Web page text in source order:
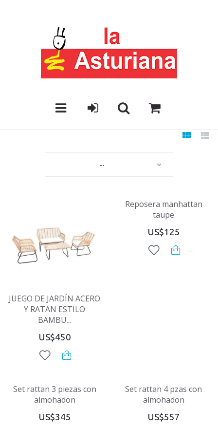
--
JUEGO DE JARDÍN ACERO
Y RATAN ESTILO
BAMBU...
US$450
Reposera manhattan
taupe
US$125
Set rattan 3 piezas con
almohadon
US$345
Set rattan 4 pzas con
almohadon
US$557